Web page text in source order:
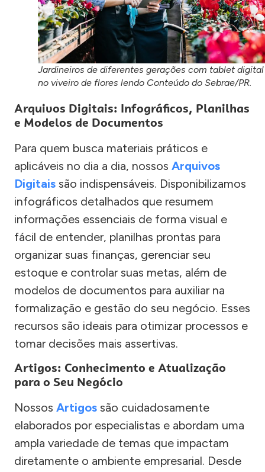
Jardineiros de diferentes gerações com tablet digital
no viveiro de flores lendo Conteúdo do Sebrae/PR.
Arquivos Digitais: Infográficos, Planilhas
e Modelos de Documentos
Para quem busca materiais práticos e
aplicáveis no dia a dia, nossos Arquivos
Digitais são indispensáveis. Disponibilizamos
infográficos detalhados que resumem
informações essenciais de forma visual e
fácil de entender, planilhas prontas para
organizar suas finanças, gerenciar seu
estoque e controlar suas metas, além de
modelos de documentos para auxiliar na
formalização e gestão do seu negócio. Esses
recursos são ideais para otimizar processos e
tomar decisões mais assertivas.
Artigos: Conhecimento e Atualização
para o Seu Negócio
Nossos Artigos são cuidadosamente
elaborados por especialistas e abordam uma
ampla variedade de temas que impactam
diretamente o ambiente empresarial. Desde